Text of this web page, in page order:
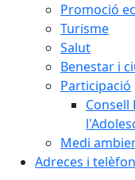
Promoció
Turisme
Salut
Benestar i
Participació
Consell
Medi
Adreces i